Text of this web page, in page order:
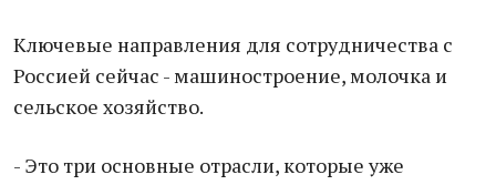
Ключевые направления для сотрудничества с
Россией сейчас - машиностроение, молочка и
сельское хозяйство.
- Это три основные отрасли, которые уже